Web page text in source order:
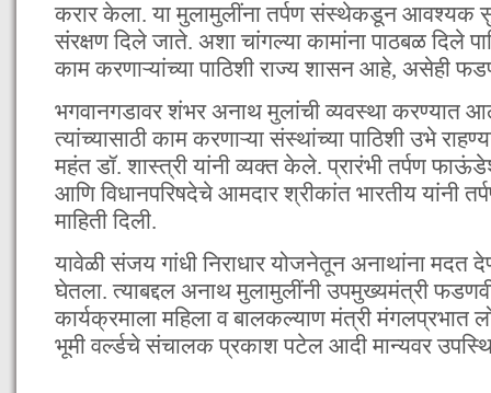
करार केला. या मुलामुलींना तर्पण संस्थेकडून आवश्यक
संरक्षण दिले जाते. अशा चांगल्या कामांना पाठबळ दिले
काम करणाऱ्यांच्या पाठिशी राज्य शासन आहे, असेही
भगवानगडावर शंभर अनाथ मुलांची व्यवस्था करण्यात
त्यांच्यासाठी काम करणाऱ्या संस्थांच्या पाठिशी उभे
महंत डॉ. शास्त्री यांनी व्यक्त केले. प्रारंभी तर्पण
आणि विधानपरिषदेचे आमदार श्रीकांत भारतीय यांनी
माहिती दिली.
यावेळी संजय गांधी निराधार योजनेतून अनाथांना मदत
घेतला. त्याबद्दल अनाथ मुलामुलींनी उपमुख्यमंत्री
कार्यक्रमाला महिला व बालकल्याण मंत्री मंगलप्रभात
भूमी वर्ल्डचे संचालक प्रकाश पटेल आदी मान्यवर